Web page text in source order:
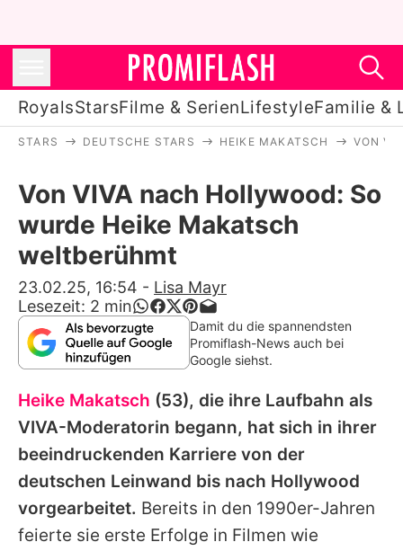
RoyalsStarsFilme & SerienLifestyleFamilie &
Stars
Filme & Serien
Lifestyle
Familie & Liebe
Promiflash Exklusiv
Alle Themen auf Promiflash
Jobs
App runterladen
Team
STARS DEUTSCHE STARS HEIKE MAKATSCH VON
Von VIVA nach Hollywood: So
wurde Heike Makatsch
weltberühmt
23.02.25, 16:54 - Lisa Mayr
Lesezeit: 2 min
Damit du die spannendsten
Promiflash-News auch bei
Google siehst.
Heike Makatsch (53), die ihre Laufbahn als
VIVA-Moderatorin begann, hat sich in ihrer
beeindruckenden Karriere von der
deutschen Leinwand bis nach Hollywood
vorgearbeitet. Bereits in den 1990er-Jahren
feierte sie erste Erfolge in Filmen wie